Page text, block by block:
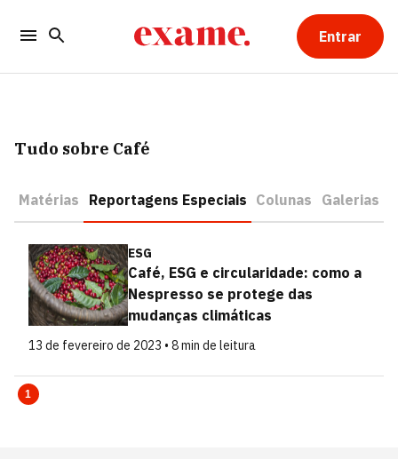
Entrar
Tudo sobre Café
Matérias Reportagens Especiais Colunas Galerias
ESG
Café, ESG e circularidade: como a
Nespresso se protege das
mudanças climáticas
13 de fevereiro de 2023 • 8 min de leitura
1